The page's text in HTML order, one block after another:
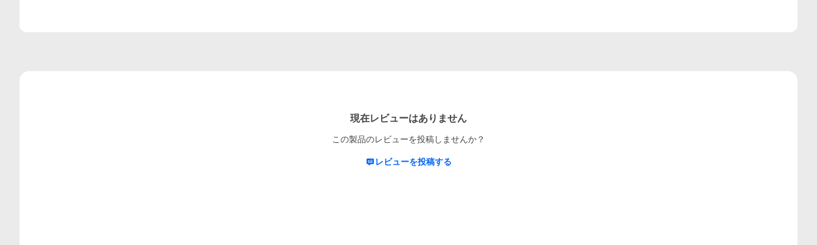
現在レビューはありません
この製品のレビューを投稿しませんか？
レビューを投稿する